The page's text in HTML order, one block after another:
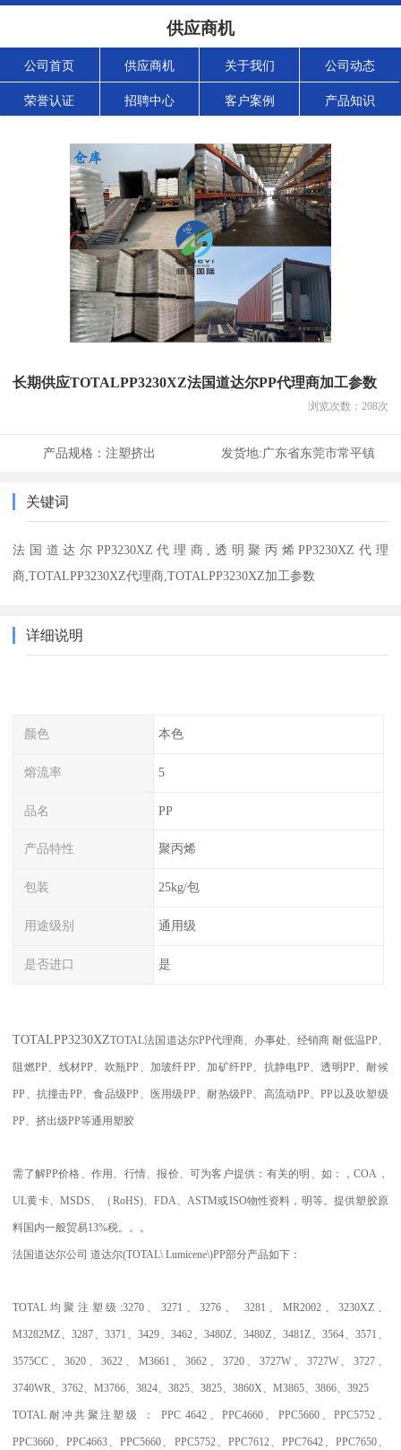
供应商机
公司首页 供应商机 关于我们 公司动态
荣誉认证 招聘中心 客户案例 产品知识
长期供应TOTALPP3230XZ法国道达尔PP代理商加工参数
浏览次数： 208次
产品规格： 注塑挤出 发货地:广东省东莞市常平镇
关键词
法国道达尔PP3230XZ代理商,透明聚丙烯PP3230XZ代理
商,TOTALPP3230XZ代理商,TOTALPP3230XZ加工参数
详细说明
颜色 本色
熔流率 5
品名 PP
产品特性 聚丙烯
包装 25kg/包
用途级别 通用级
是否进口 是
TOTALPP3230XZTOTAL法国道达尔PP代理商、办事处、经销商耐低温PP、
阻燃PP、线材PP、吹瓶PP 、加玻纤PP、加矿纤PP、抗静电PP、透明PP、耐候
PP 、抗撞击PP、食品级PP 、医用级PP、耐热级PP、高流动PP、PP 以及吹塑级
PP、挤出级PP等通用塑胶
需了解PP价格、作用、行情、报价、可为客户提供：有关的明、如：，COA ，
UL黄卡、 MSDS、 （ RoHS)、 FDA、ASTM或ISO物性资料，明等。提供塑胶原
料国内一般贸易13%税。。。
法国道达尔公司 道达尔(TOTAL\ Lumicene\)PP部分产品如下：
TOTAL 均聚注塑级 :3270、 3271 、3276 、 3281 、 MR2002、3230XZ 、
M3282MZ、3287、3371 、3429、3462、3480Z、3480Z、3481Z、3564、3571 、
3575CC 、 3620、3622 、 M3661 、3662 、 3720、3727W 、 3727W、 3727、
3740WR、3762、M3766、3824、3825、3825、3860X、M3865、3866、3925
TOTAL 耐冲共聚注塑级 ：PPC 4642 、PPC4660 、 PPC5660、PPC5752 、
PPC3660、PPC4663、PPC5660、 PPC5752、 PPC7612、 PPC7642、 PPC7650、